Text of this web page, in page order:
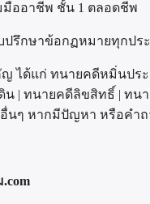
มืออาชีพ ชั้น 1 ตลอดชีพ
ปรึกษาข้อกฏหมายทุกปร
ได้แก่ ทนายคดีหมิ่นปร
น | ทนายคดีลิขสิทธิ์ | ทน
นๆ หากมีปัญหา หรือคำ